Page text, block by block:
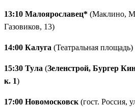
мантры, знаменитый
культура, которой больше нет
13:10 Малоярославец* (Маклино,
Газовиков, 13)
14:00 Калуга (Театральная площадь)
15:30 Тула (Зеленстрой, Бургер
к. 1)
17:00 Новомосковск (гост. Россия,